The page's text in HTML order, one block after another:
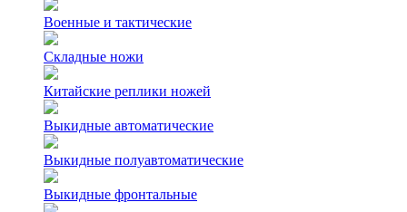
Военные и тактические
Складные ножи
Китайские реплики ножей
Выкидные автоматические
Выкидные полуавтоматические
Выкидные фронтальные